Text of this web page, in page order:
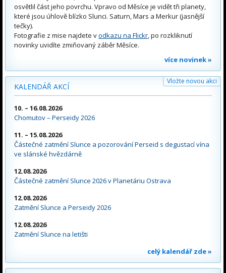
osvětlil část jeho povrchu. Vpravo od Měsíce je vidět tři planety,
které jsou úhlově blízko Slunci. Saturn, Mars a Merkur (jasnější
tečky).
Fotografie z mise najdete vodkazu na Flickr, po rozkliknutí
novinky uvidíte zmiňovaný záběr Měsíce.
více novinek »
KALENDÁŘ AKCÍ
Vložte novou akci
10. – 16.08.2026
Chomutov – Perseidy 2026
11. – 15.08.2026
Částečné zatmění Slunce a pozorování Perseid s degustací vína
ve slánské hvězdárně
12.08.2026
Částečné zatmění Slunce 2026 v Planetáriu Ostrava
12.08.2026
Zatmění Slunce a Perseidy 2026
12.08.2026
Zatmění Slunce na letišti
celý kalendář zde »